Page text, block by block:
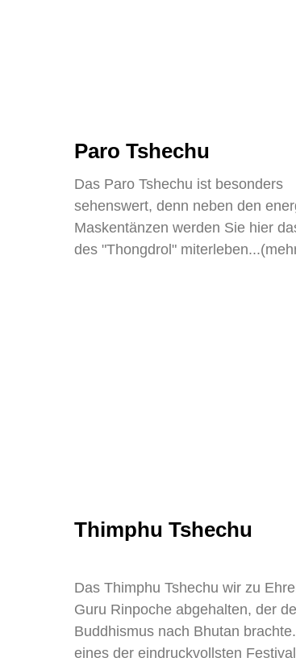
Paro Tshechu
Das Paro Tshechu ist besonders
sehenswert, denn neben den
Maskentänzen werden Sie hier
des "Thongdrol"
Thimphu Tshechu
Das Thimphu Tshechu wir zu
Guru Rinpoche abgehalten, der
Buddhismus nach Bhutan
eines der eindruckvollsten